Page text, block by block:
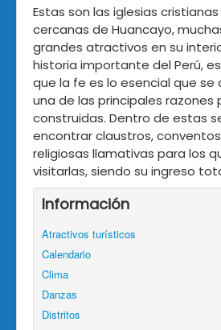
Estas son las iglesias
cercanas de Huancayo,
grandes atractivos en su
historia importante del Perú,
que la fe es lo esencial que se
una de las principales razones
construidas. Dentro de estas
encontrar claustros,
religiosas llamativas para los
visitarlas, siendo su ingreso
Información
Atractivos turísticos
Calendario
Clima
Danzas
Distritos